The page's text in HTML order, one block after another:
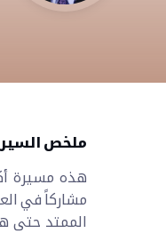
ملخص
مشاركاً في
الممتد حتى